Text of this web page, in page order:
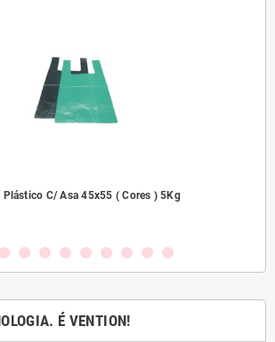
Plástico C/ Asa 45x55 ( Cores ) 5Kg
É VENTION!